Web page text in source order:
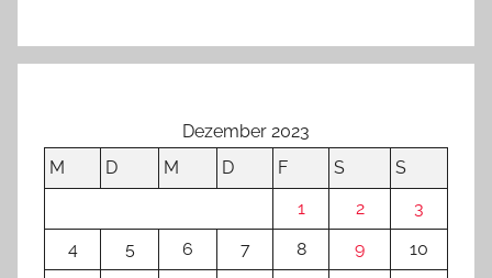
Dezember 2023
M
D M D F S
S
1
2
3
4
5 6 7 8 9
10